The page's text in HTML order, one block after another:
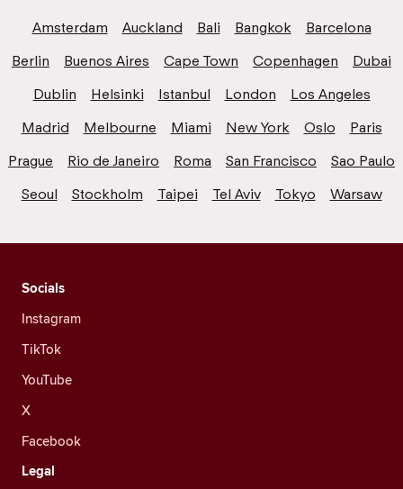
Amsterdam Auckland Bali Bangkok
Barcelona
Berlin
Buenos Aires Cape Town Copenhagen
Dubai
Dublin
Helsinki Istanbul London
Los Angeles
Madrid
Melbourne Miami New York Oslo
Paris
Prague
Rio de Janeiro Roma San Francisco
Sao Paulo
Seoul
Stockholm Taipei Tel Aviv Tokyo Warsaw
Socials
Instagram
TikTok
YouTube
X
Facebook
Legal